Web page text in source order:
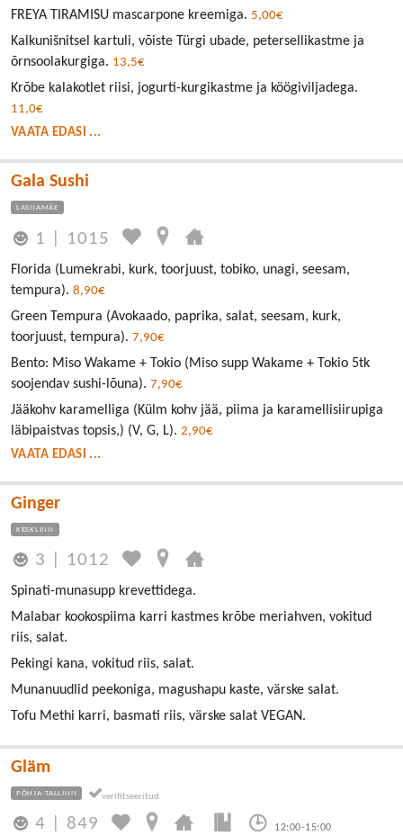
FREYA TIRAMISU mascarpone kreemiga. 5,00€
Kalkunišnitsel kartuli, võiste Türgi ubade, petersellikastme ja
õrnsoolakurgiga. 13,5€
Krõbe kalakotlet riisi, jogurti-kurgikastme ja köögiviljadega.
11,0€
VAATA EDASI ...
Gala Sushi
LASNAMÄE
1 1015
Florida (Lumekrabi, kurk, toorjuust, tobiko, unagi, seesam,
tempura). 8,90€
Green Tempura (Avokaado, paprika, salat, seesam, kurk,
toorjuust, tempura). 7,90€
Bento: Miso Wakame + Tokio (Miso supp Wakame + Tokio 5tk
soojendav sushi-lõuna). 7,90€
Jääkohv karamelliga (Külm kohv jää, piima ja karamellisiirupiga
läbipaistvas topsis,) (V, G, L). 2,90€
VAATA EDASI ...
Ginger
KESKLINN
3 1012
Spinati-munasupp krevettidega.
Malabar kookospiima karri kastmes krõbe meriahven, vokitud
riis, salat.
Pekingi kana, vokitud riis, salat.
Munanuudlid peekoniga, magushapu kaste, värske salat.
Tofu Methi karri, basmati riis, värske salat VEGAN.
Gläm
PÕHJA-TALLINN
4 849 12:00-15:00